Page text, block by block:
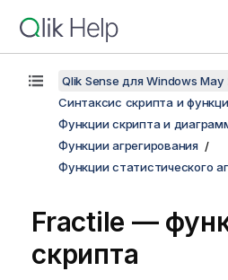
Qlik Sense для Windows May
Синтаксис скрипта и
Функции скрипта и
Функции агрегирования
Функции статистического
Fractile —
скрипта